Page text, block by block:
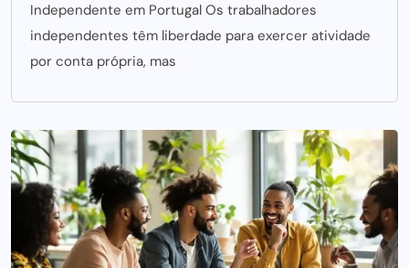
Independente em Portugal Os trabalhadores
independentes têm liberdade para exercer atividade
por conta própria, mas